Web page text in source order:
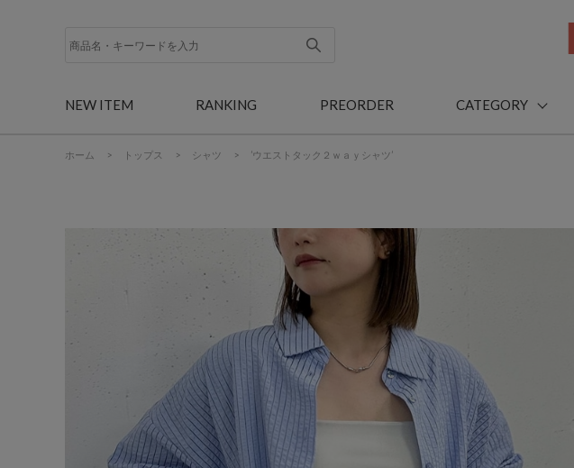
NEW ITEM RANKING PREORDER CATEGORY
ホーム > トップス > シャツ > ’ウエストタック２ｗａｙシャツ’